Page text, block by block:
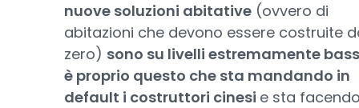
nuove soluzioni abitative (ovvero di
abitazioni che devono essere costruite
zero) sono su livelli estremamente
è proprio questo che sta mandando in
default i costruttori cinesi e sta